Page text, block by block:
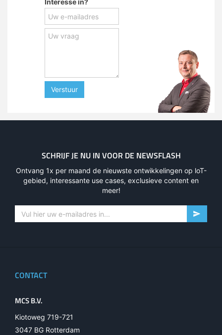
Interesse in?
Verstuur
SCHRIJF JE NU IN VOOR DE NEWSFLASH
Ontvang 1x per maand de nieuwste ontwikkelingen op loT-
gebied, interessante use cases, exclusieve content en
meer!
CONTACT
MCS B.V.
Kiotoweg 719-721
3047 BG Rotterdam